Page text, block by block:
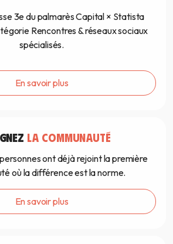
3e du palmarès Capital × Statista
Rencontres & réseaux sociaux
spécialisés.
En savoir plus
LA COMMUNAUTÉ
ont déjà rejoint la première
où la différence est la norme.
En savoir plus